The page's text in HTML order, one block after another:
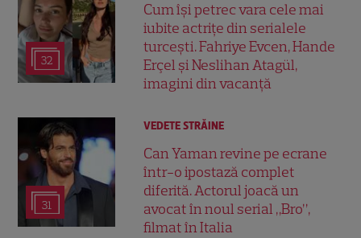
32
Cum își petrec vara cele mai
iubite actrițe din serialele
turcești. Fahriye Evcen, Hande
Erçel și Neslihan Atagül,
imagini din vacanță
31
VEDETE STRĂINE
Can Yaman revine pe ecrane
într-o ipostază complet
diferită. Actorul joacă un
avocat în noul serial „Bro”,
filmat în Italia